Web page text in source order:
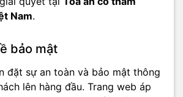
Nam.
bảo mật
đặt sự an toàn và bảo mật thông
lên hàng đầu. Trang web áp